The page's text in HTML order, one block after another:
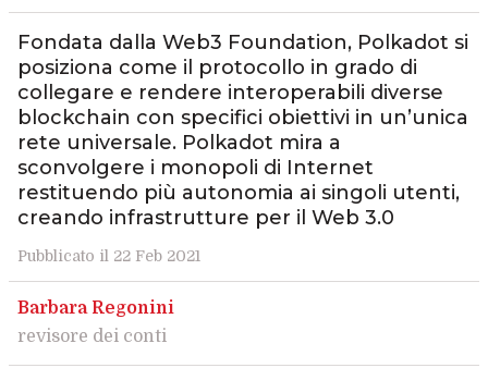
Fondata dalla Web3 Foundation, Polkadot si
posiziona come il protocollo in grado di
collegare e rendere interoperabili diverse
blockchain con specifici obiettivi in un’unica
rete universale. Polkadot mira a
sconvolgere i monopoli di Internet
restituendo più autonomia ai singoli utenti,
creando infrastrutture per il Web 3.0
Pubblicato il 22 Feb 2021
Barbara Regonini
revisore dei conti